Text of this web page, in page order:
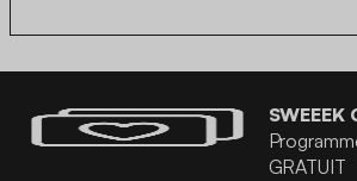
SWEEEK
GRATUIT